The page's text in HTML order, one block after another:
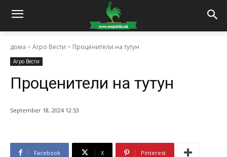
дома Агро Вести Проценители на тутун
Агро Вести
Проценители на тутун
September 18, 2024 12:53
Facebook X Pinterest